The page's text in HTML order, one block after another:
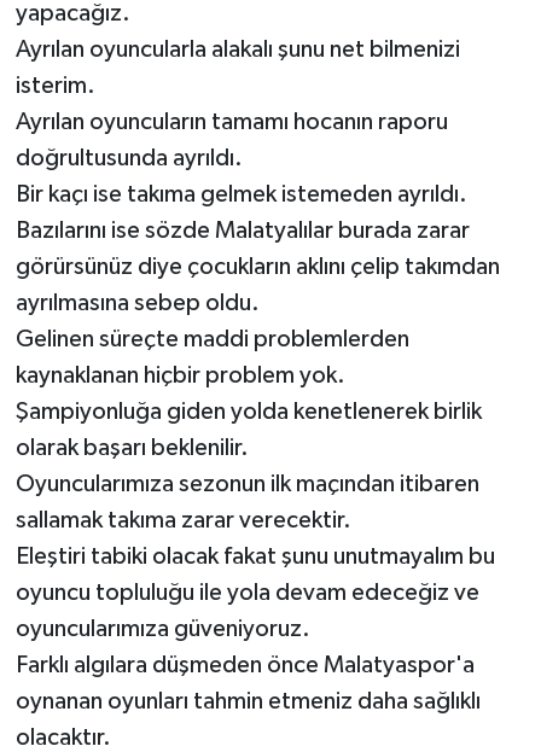
yapacağız.
Ayrılan oyuncularla alakalı şunu net bilmenizi
isterim.
Ayrılan oyuncuların tamamı hocanın raporu
doğrultusunda ayrıldı.
Bir kaçı ise takıma gelmek istemeden ayrıldı.
Bazılarını ise sözde Malatyalılar burada zarar
görürsünüz diye çocukların aklını çelip takımdan
ayrılmasına sebep oldu.
Gelinen süreçte maddi problemlerden
kaynaklanan hiçbir problem yok.
Şampiyonluğa giden yolda kenetlenerek birlik
olarak başarı beklenilir.
Oyuncularımıza sezonun ilk maçından itibaren
sallamak takıma zarar verecektir.
Eleştiri tabiki olacak fakat şunu unutmayalım bu
oyuncu topluluğu ile yola devam edeceğiz ve
oyuncularımıza güveniyoruz.
Farklı algılara düşmeden önce Malatyaspor'a
oynanan oyunları tahmin etmeniz daha sağlıklı
olacaktır.